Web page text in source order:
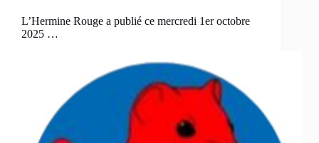
L’Hermine Rouge a publié ce mercredi 1er octobre
2025 …